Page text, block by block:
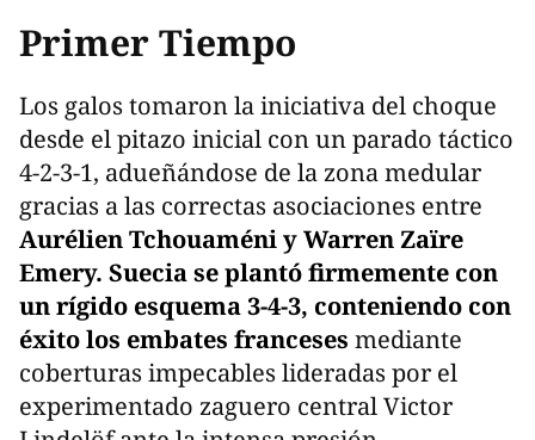
Primer Tiempo
Los galos tomaron la iniciativa del choque
desde el pitazo inicial con un parado táctico
4-2-3-1, adueñándose de la zona medular
gracias a las correctas asociaciones entre
Aurélien Tchouaméni y Warren Zaïre
Emery. Suecia se plantó firmemente con
un rígido esquema 3-4-3, conteniendo con
éxito los embates franceses mediante
coberturas impecables lideradas por el
experimentado zaguero central Victor